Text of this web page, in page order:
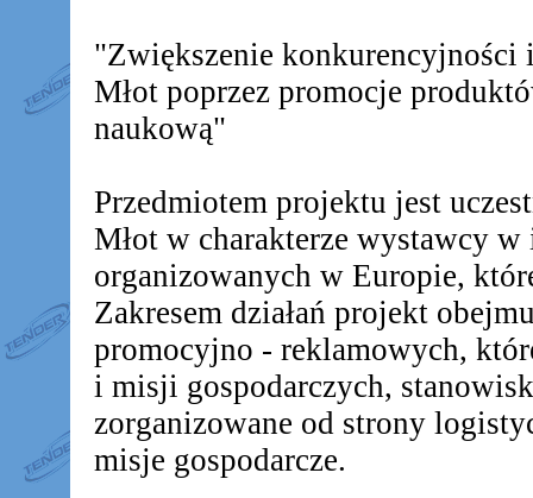
"Zwiększenie
Młot poprzez promocje
naukową"
Przedmiotem projektu jest
Młot w charakterze wystawcy
organizowanych w Europie,
Zakresem działań projekt
promocyjno - reklamowych,
i misji gospodarczych,
zorganizowane od strony
misje gospodarcze.